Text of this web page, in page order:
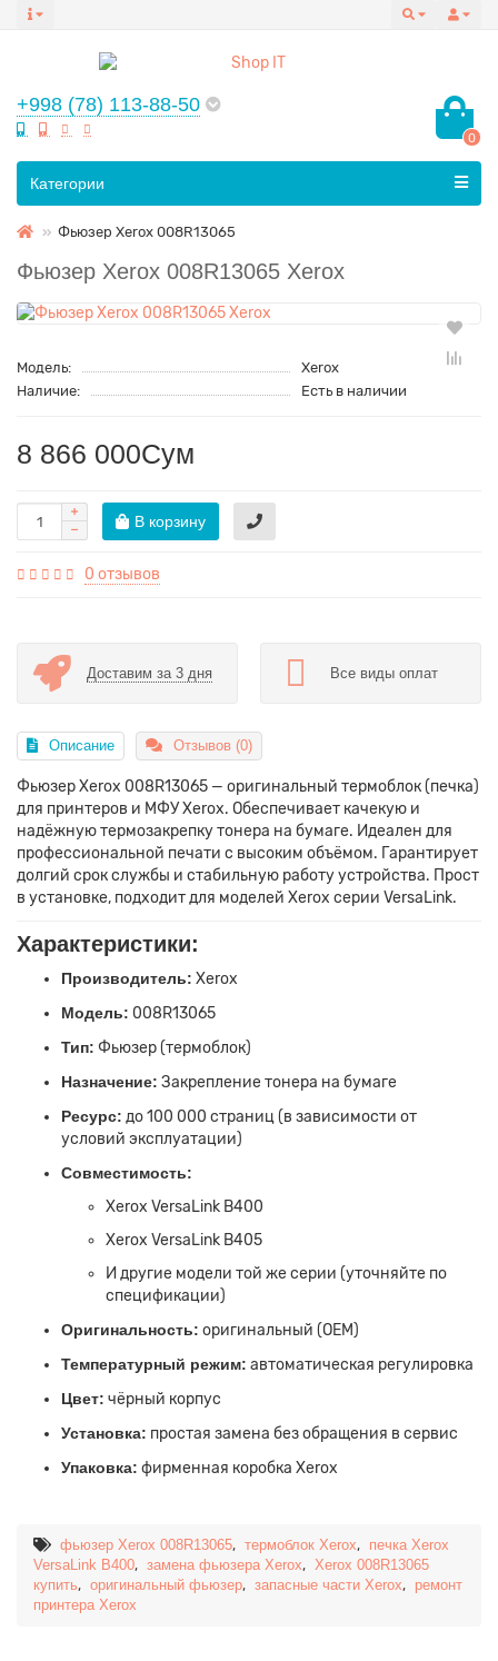
+998 (78) 113-88-50
0
Все категории
Категории
Фьюзер Xerox 008R13065
Фьюзер Xerox 008R13065 Xerox
Модель:
Xerox
Наличие:
Есть в наличии
8 866 000Сум
В корзину
0 отзывов
Доставим за 3 дня Все виды оплат
Описание Отзывов (0)
Фьюзер Xerox 008R13065 — оригинальный термоблок (печка)
для принтеров и МФУ Xerox. Обеспечивает качекую и
надёжную термозакрепку тонера на бумаге. Идеален для
профессиональной печати с высоким объёмом. Гарантирует
долгий срок службы и стабильную работу устройства. Прост
в установке, подходит для моделей Xerox серии VersaLink.
Характеристики:
Производитель: Xerox
Модель: 008R13065
Тип: Фьюзер (термоблок)
Назначение: Закрепление тонера на бумаге
Ресурс: до 100 000 страниц (в зависимости от
условий эксплуатации)
Совместимость:
Xerox VersaLink B400
Xerox VersaLink B405
И другие модели той же серии (уточняйте по
спецификации)
Оригинальность: оригинальный (OEM)
Температурный режим: автоматическая регулировка
Цвет: чёрный корпус
Установка: простая замена без обращения в сервис
Упаковка: фирменная коробка Xerox
фьюзер Xerox 008R13065, термоблок Xerox,
печка Xerox
VersaLink B400, замена фьюзера Xerox, Xerox 008R13065
купить, оригинальный фьюзер, запасные части Xerox,
ремонт
принтера Xerox